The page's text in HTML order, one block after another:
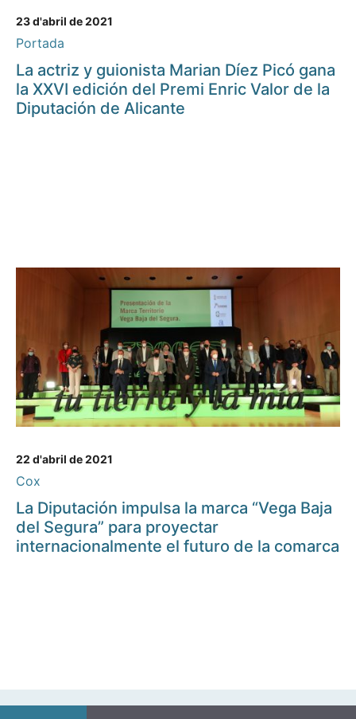
23 d'abril de 2021
Portada
La actriz y guionista Marian Díez Picó gana
la XXVI edición del Premi Enric Valor de la
Diputación de Alicante
22 d'abril de 2021
Cox
La Diputación impulsa la marca “Vega Baja
del Segura” para proyectar
internacionalmente el futuro de la comarca